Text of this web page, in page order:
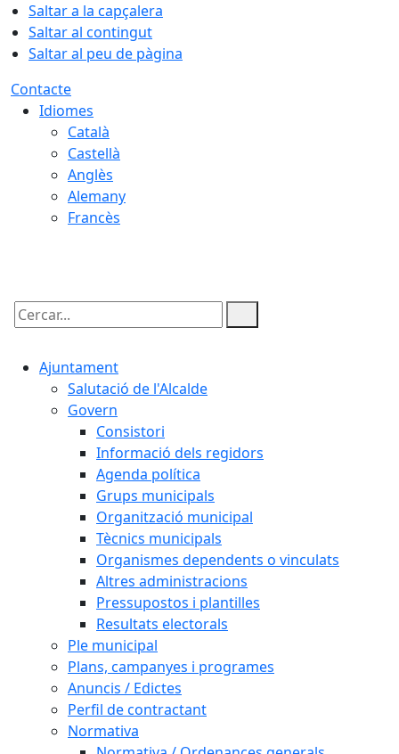
Saltar a la capçalera
Saltar al contingut
Saltar al peu de pàgina
Contacte
Idiomes
Català
Castellà
Anglès
Alemany
Francès
Cercar:
Ajuntament
Salutació de l'Alcalde
Govern
Consistori
Informació dels regidors
Agenda política
Grups municipals
Organització municipal
Tècnics municipals
Organismes dependents o vinculats
Altres administracions
Pressupostos i plantilles
Resultats electorals
Ple municipal
Plans, campanyes i programes
Anuncis / Edictes
Perfil de contractant
Normativa